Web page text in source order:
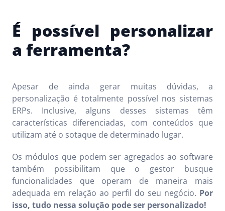
É possível personalizar
a ferramenta?
Apesar de ainda gerar muitas dúvidas, a
personalização é totalmente possível nos sistemas
ERPs. Inclusive, alguns desses sistemas têm
características diferenciadas, com conteúdos que
utilizam até o sotaque de determinado lugar.
Os módulos que podem ser agregados ao software
também possibilitam que o gestor busque
funcionalidades que operam de maneira mais
adequada em relação ao perfil do seu negócio. Por
isso, tudo nessa solução pode ser personalizado!